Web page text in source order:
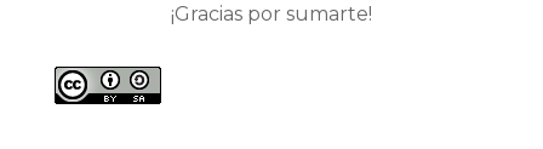
¡Gracias por sumarte!